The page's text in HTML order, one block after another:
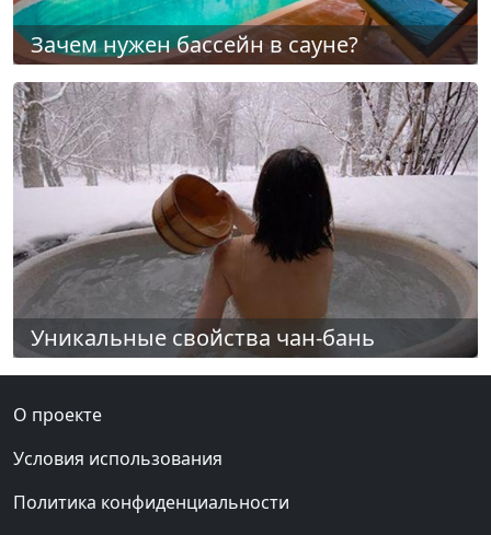
Зачем нужен бассейн в сауне?
Уникальные свойства чан-бань
О проекте
Условия использования
Политика конфиденциальности